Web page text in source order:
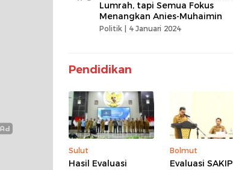
Lumrah, tapi Semua Fokus
Menangkan Anies-Muhaimin
Politik | 4 Januari 2024
Pendidikan
Sulut
Hasil Evaluasi
Bolmut
Evaluasi SAKIP